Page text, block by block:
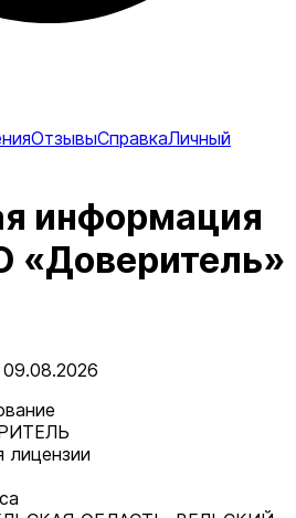
ОтзывыСправкаЛичный
информация
лицензии